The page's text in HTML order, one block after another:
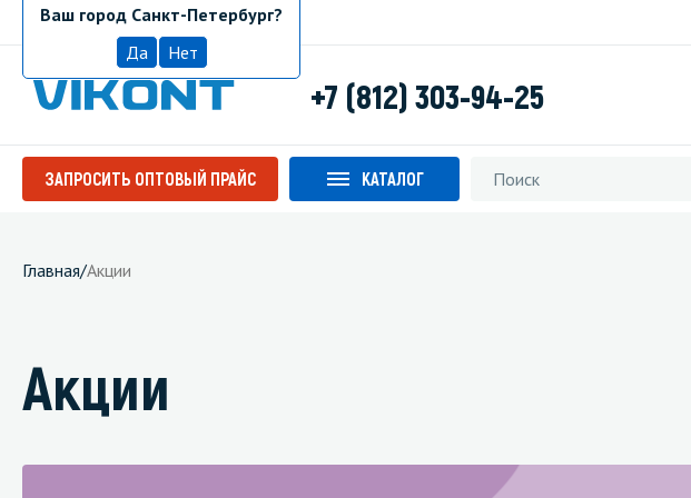
Санкт-Петербург
Ваш город Санкт-Петербург?
Да
Нет
+7 (812) 303-94-25
ЗАПРОСИТЬ ОПТОВЫЙ ПРАЙС КАТАЛОГ
Главная/Акции
Акции